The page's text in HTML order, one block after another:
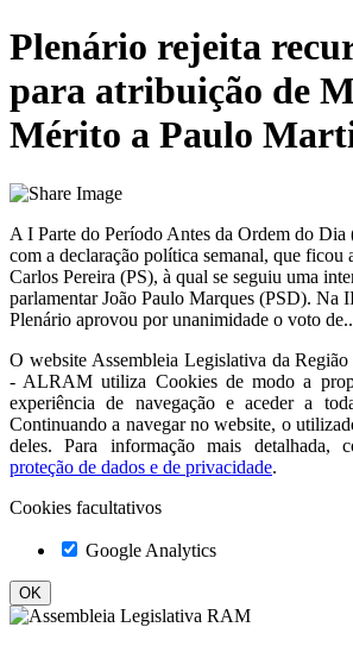
Plenário rejeita
para atribuição de
Mérito a Paulo
A I Parte do Período Antes da Ordem do
com a declaração política semanal, que ficou
Carlos Pereira (PS), à qual se seguiu uma
parlamentar João Paulo Marques (PSD). Na
Plenário aprovou por unanimidade o voto
O website Assembleia Legislativa da
- ALRAM utiliza Cookies de modo a
experiência de navegação e aceder a
Continuando a navegar no website, o
deles. Para informação mais detalhada,
proteção de dados e de privacidade.
Cookies facultativos
Google Analytics